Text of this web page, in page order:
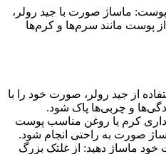
ماساژ صورت با جید رولر،
پوست مانند سرم‌ها و کرم‌ها
از جید رولر، صورت خود را با
و چربی‌ها پاک شود.
کرم یا روغن مناسب پوست
صورت به راحتی انجام شود.
ماساژ دهید: از غلتک بزرگ